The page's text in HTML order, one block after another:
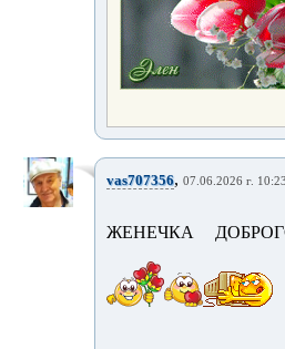
vas707356, 07.06.2026 г.
ЖЕНЕЧКА